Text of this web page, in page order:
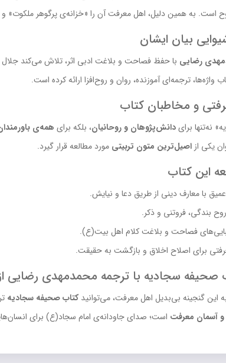
است. به همین دلیل، اهل معرفت آن را «خزانه‌ی پرگوهر ملکوت»
بیان ایشان
رضایی با حفظ فصاحت و بلاغت ادبی اثر، تلاش می‌کند جلال
واژه‌ها، ترجمه‌ای آموزنده، روان و روح‌افزا ارائه کرده است.
و مخاطبان کتاب
نه‌تنها برایدانش‌پژوهان و روحانیان، بلکه برای همه‌ی
یکی از اصیل‌ترین متون تربیتی مورد مطالعه قرار گیرد.
این کتاب
با معارف دینی از طریق دعا و نیایش.
بندگی، فروتنی و ذکر.
فصاحت و بلاغت کلام اهل بیت(ع).
برای اصلاح اخلاق و بازگشت به حقیقت.
صحیفه سجادیه با ترجمه محمدمهدی رضایی
این گنجینه بی‌بدیل اهل معرفت، می‌توانیدکتاب صحیفه سجادیه
و آسمان معرفت است؛ صدای جاودانه‌ی امام سجاد(ع) برای